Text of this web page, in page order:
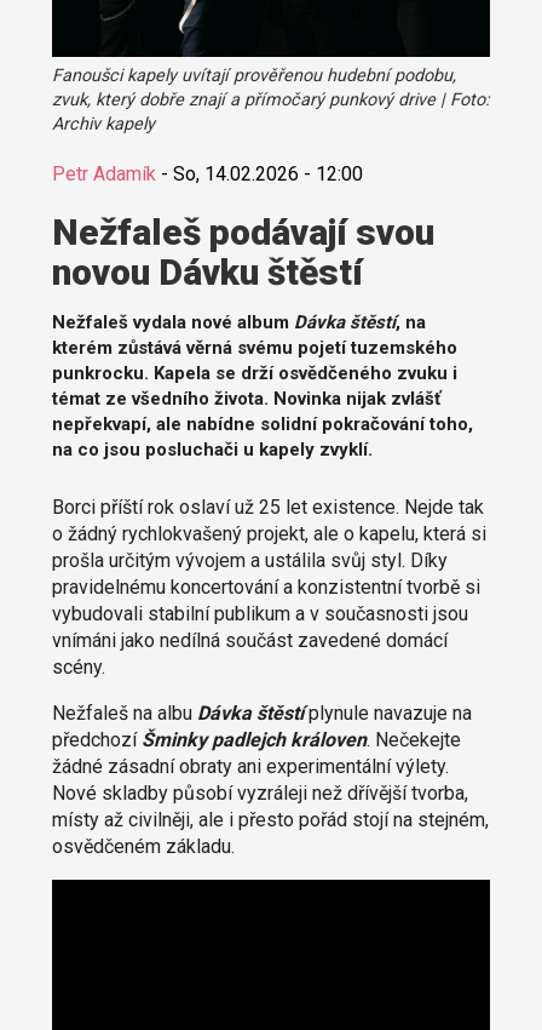
Fanoušci kapely uvítají prověřenou hudební podobu,
zvuk, který dobře znají a přímočarý punkový drive | Foto:
Archiv kapely
Petr Adamík- So, 14.02.2026 - 12:00
Nežfaleš podávají svou
novou Dávku štěstí
Nežfaleš vydala nové album Dávka štěstí, na
kterém zůstává věrná svému pojetí tuzemského
punkrocku. Kapela se drží osvědčeného zvuku i
témat ze všedního života. Novinka nijak zvlášť
nepřekvapí, ale nabídne solidní pokračování toho,
na co jsou posluchači u kapely zvyklí.
Borci příští rok oslaví už 25 let existence. Nejde tak
o žádný rychlokvašený projekt, ale o kapelu, která si
prošla určitým vývojem a ustálila svůj styl. Díky
pravidelnému koncertování a konzistentní tvorbě si
vybudovali stabilní publikum a v současnosti jsou
vnímáni jako nedílná součást zavedené domácí
scény.
Nežfaleš na albu Dávka štěstíplynule navazuje na
předchozí Šminky padlejch královen. Nečekejte
žádné zásadní obraty ani experimentální výlety.
Nové skladby působí vyzráleji než dřívější tvorba,
místy až civilněji, ale i přesto pořád stojí na stejném,
osvědčeném základu.